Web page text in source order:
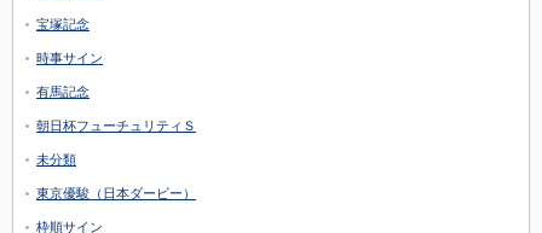
宝塚記念
時事サイン
有馬記念
朝日杯フューチュリティＳ
未分類
東京優駿（日本ダービー）
枠順サイン